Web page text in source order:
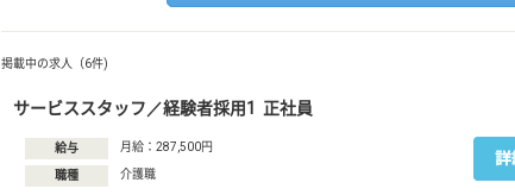
掲載中の求人（6件)
サービススタッフ／経験者採用1 正社員
給与 月給：287,500円
職種 介護職